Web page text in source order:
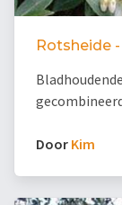
Rotsheide
Door Kim